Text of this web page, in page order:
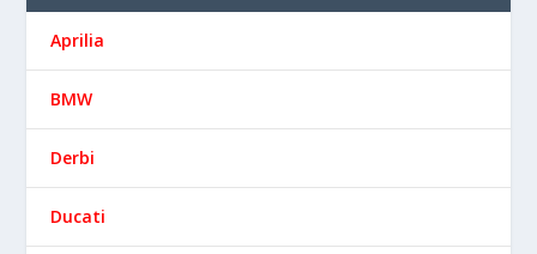
Aprilia
BMW
Derbi
Ducati